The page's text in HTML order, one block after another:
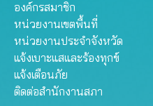
องค์กรสมาชิก
หน่วยงานเขตพื้นที่
หน่วยงานประจำจังหวัด
แจ้งเบาะแสและร้องทุกข์
แจ้งเตือนภัย
ติดต่อสำนักงานสภา